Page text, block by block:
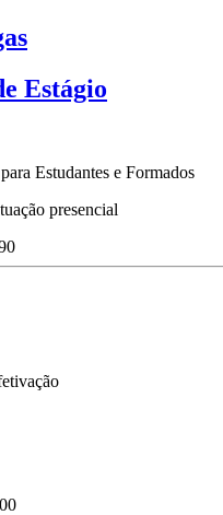
Estágio
Estudantes e Formados
presencial